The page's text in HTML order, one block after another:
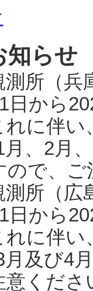
知らせ
所（
日から
に伴い
、2月
で、
所（
日から
に伴い
月及び4
くだ